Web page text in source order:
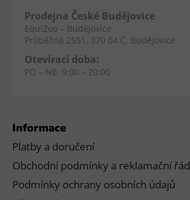
Informace
Platby a doručení
Obchodní podmínky a reklamační řád
Podmínky ochrany osobních údajů
Prodejna České Budějovice
EquiZoo – Budějovice
Průběžná 2551, 370 04 Č. Budějovice
Otevírací doba:
PO – NE: 9:00 – 20:00